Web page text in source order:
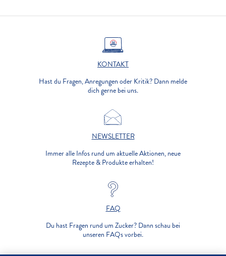
KONTAKT
Hast du Fragen, Anregungen oder Kritik? Dann melde
dich gerne bei uns.
NEWSLETTER
Immer alle Infos rund um aktuelle Aktionen, neue
Rezepte & Produkte erhalten!
FAQ
Du hast Fragen rund um Zucker? Dann schau bei
unseren FAQs vorbei.